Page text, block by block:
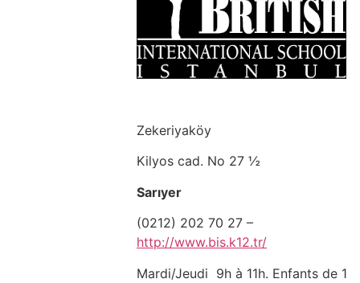
Zekeriyaköy
Kilyos cad. No 27 ½
Sarıyer
(0212) 202 70 27 –
http://www.bis.k12.tr/
Mardi/Jeudi 9h à 11h. Enfants de 1